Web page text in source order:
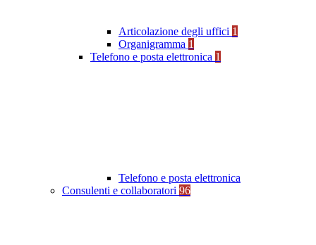
Articolazione degli uffici 1
Organigramma 1
Telefono e posta elettronica 1
Telefono e posta elettronica
Consulenti e collaboratori 96